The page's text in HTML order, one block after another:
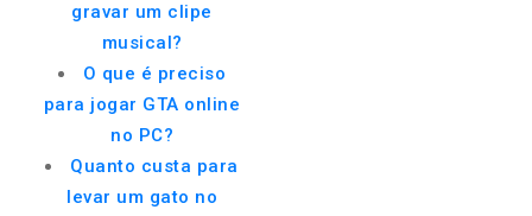
gravar um clipe
musical?
O que é preciso
para jogar GTA online
no PC?
Quanto custa para
levar um gato no